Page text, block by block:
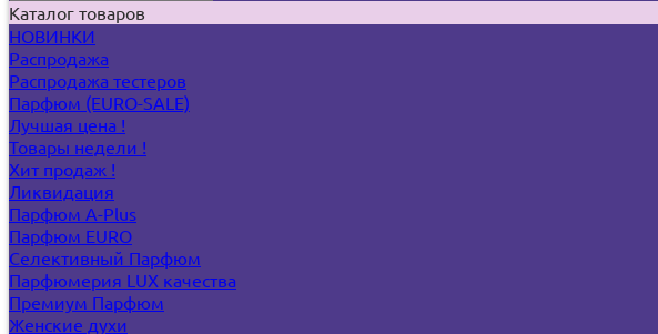
Каталог товаров
НОВИНКИ
Распродажа
Распродажа тестеров
Парфюм (EURO-SALE)
Лучшая цена !
Товары недели !
Хит продаж !
Ликвидация
Парфюм A-Plus
Парфюм EURO
Селективный Парфюм
Парфюмерия LUX качества
Премиум Парфюм
Женские духи